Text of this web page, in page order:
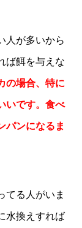
人が多いから
ば餌を与えな
の場合、特に
いです。食べ
パンになるま
てる人がいま
水換えすれば